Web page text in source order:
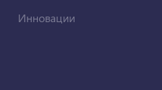
Инновации